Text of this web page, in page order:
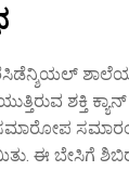
ರೆಸಿಡೆನ್ಶಿಯಲ್
ಶಕ್ತಿ
ಈ ಬೇಸಿಗೆ